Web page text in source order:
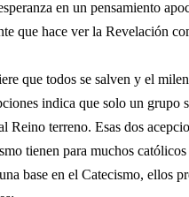
en un pensamiento
que hace ver la Revelación
que todos se salven y el
indica que solo un grupo
Reino terreno. Esas dos
tienen para muchos católicos
base en el Catecismo, ellos